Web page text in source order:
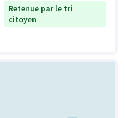
Retenue par le tri
citoyen